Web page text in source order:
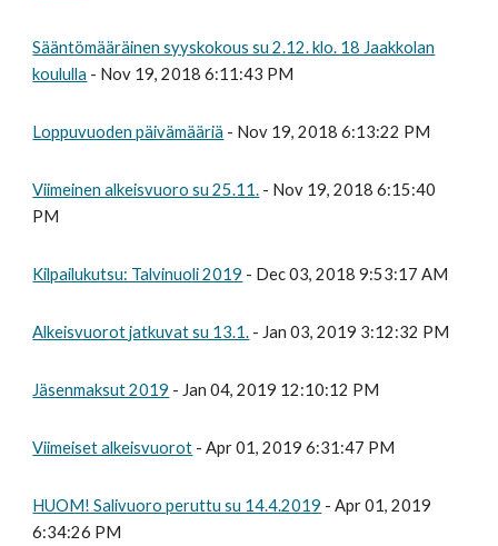
Sääntömääräinen syyskokous su 2.12. klo. 18 Jaakkolan
koululla - Nov 19, 2018 6:11:43 PM
Loppuvuoden päivämääriä - Nov 19, 2018 6:13:22 PM
Viimeinen alkeisvuoro su 25.11. - Nov 19, 2018 6:15:40
PM
Kilpailukutsu: Talvinuoli 2019 - Dec 03, 2018 9:53:17 AM
Alkeisvuorot jatkuvat su 13.1. - Jan 03, 2019 3:12:32 PM
Jäsenmaksut 2019 - Jan 04, 2019 12:10:12 PM
Viimeiset alkeisvuorot - Apr 01, 2019 6:31:47 PM
HUOM! Salivuoro peruttu su 14.4.2019 - Apr 01, 2019
6:34:26 PM